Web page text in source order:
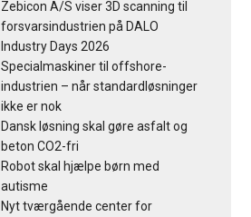
Zebicon A/S viser 3D scanning til
forsvarsindustrien på DALO
Industry Days 2026
Specialmaskiner til offshore-
industrien – når standardløsninger
ikke er nok
Dansk løsning skal gøre asfalt og
beton CO2-fri
Robot skal hjælpe børn med
autisme
Nyt tværgående center for